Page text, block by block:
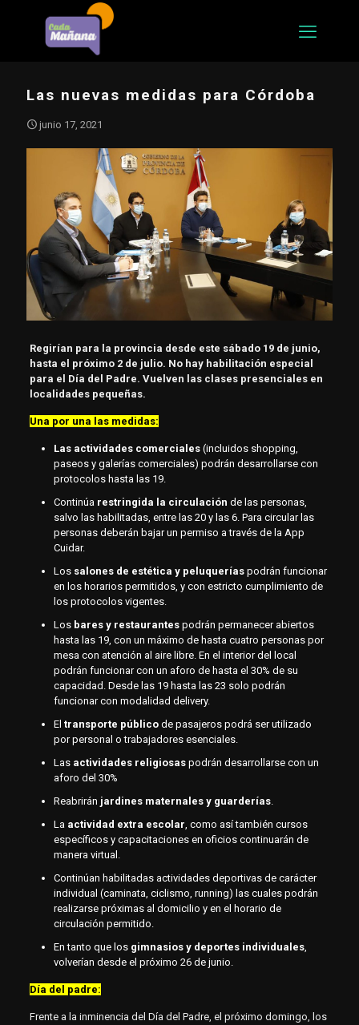
Las nuevas medidas para Córdoba
junio 17, 2021
Regirían para la provincia desde este sábado 19 de junio,
hasta el próximo 2 de julio. No hay habilitación especial
para el Día del Padre. Vuelven las clases presenciales en
localidades pequeñas.
Una por una las medidas:
Las actividades comerciales(incluidos shopping,
paseos y galerías comerciales) podrán desarrollarse con
protocolos hasta las 19.
Continúa restringida la circulación de las personas,
salvo las habilitadas, entre las 20 y las 6. Para circular las
personas deberán bajar un permiso a través de la App
Cuidar.
Los salones de estética y peluqueríaspodrán funcionar
en los horarios permitidos, y con estricto cumplimiento de
los protocolos vigentes.
Los bares y restaurantespodrán permanecer abiertos
hasta las 19, con un máximo de hasta cuatro personas por
mesa con atención al aire libre. En el interior del local
podrán funcionar con un aforo de hasta el 30% de su
capacidad. Desde las 19 hasta las 23 solo podrán
funcionar con modalidad delivery.
El transporte públicode pasajeros podrá ser utilizado
por personal o trabajadores esenciales.
Las actividades religiosaspodrán desarrollarse con un
aforo del 30%
Reabrirán jardines maternales y guarderías.
La actividad extra escolar, como así también cursos
específicos y capacitaciones en oficios continuarán de
manera virtual.
Continúan habilitadas actividades deportivas de carácter
individual (caminata, ciclismo, running) las cuales podrán
realizarse próximas al domicilio y en el horario de
circulación permitido.
En tanto que losgimnasios y deportes individuales,
volverían desde el próximo 26 de junio.
Día del padre:
Frente a la inminencia del Día del Padre, el próximo domingo, los